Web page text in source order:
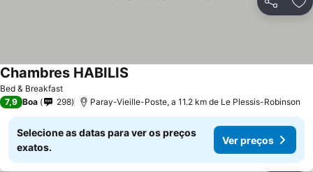
Partilhar
Bed & Breakfast
Chambres HABILIS
7,9 Boa 298 Paray-Vieille-Poste, a 11.2 km de Le Plessis-Robinson
Selecione as datas para ver os preços
exatos.
Ver preços